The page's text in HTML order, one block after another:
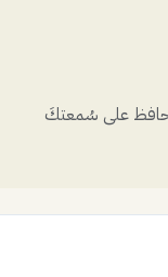
حافظ على سُمعتكَ